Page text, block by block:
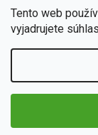
Tento web
vyjadrujete
Popis